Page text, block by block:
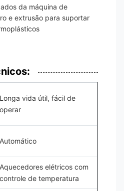
da máquina de
e extrusão para suportar
Longa vida útil, fácil de
operar
Automático
Aquecedores elétricos com
controle de temperatura